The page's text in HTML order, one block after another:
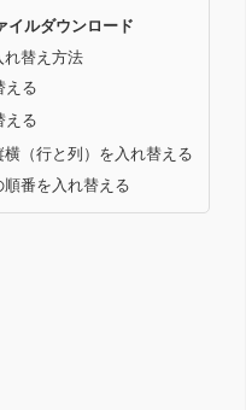
ルダウンロード
れ替え方法
える
える
横（行と列）を入れ替える
順番を入れ替える